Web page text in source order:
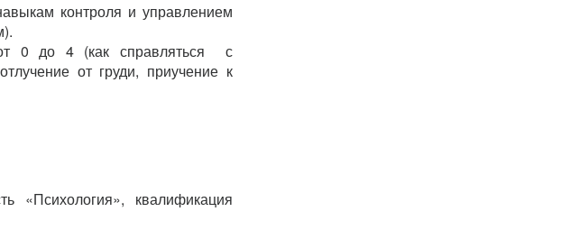
контроля и управлением
от 0 до 4 (как справляться с
от груди, приучение к
«Психология», квалификация